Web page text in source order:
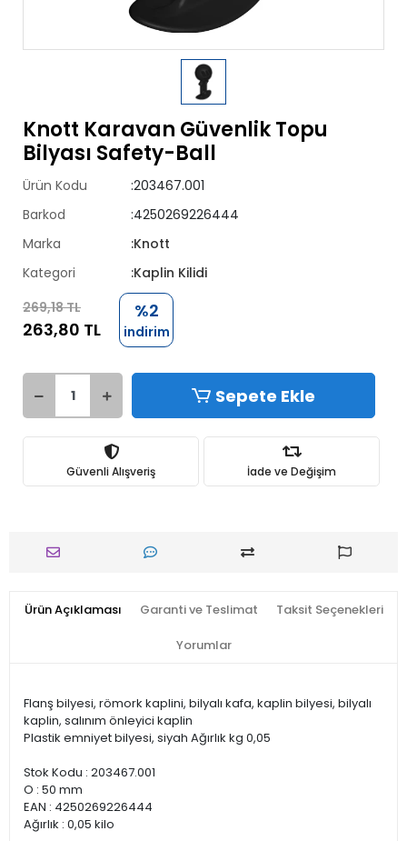
Knott Karavan Güvenlik Topu
Bilyası Safety-Ball
Ürün Kodu
:203467.001
Barkod
:4250269226444
Marka
:Knott
Kategori
:Kaplin Kilidi
269,18 TL
263,80 TL
%2
indirim
Sepete Ekle
Güvenli Alışveriş İade ve Değişim
Ürün Açıklaması Garanti ve Teslimat Taksit Seçenekleri
Yorumlar
Flanş bilyesi, römork kaplini, bilyalı kafa, kaplin bilyesi, bilyalı
kaplin, salınım önleyici kaplin
Plastik emniyet bilyesi, siyah Ağırlık kg 0,05
Stok Kodu : 203467.001
O : 50 mm
EAN : 4250269226444
Ağırlık : 0,05 kilo